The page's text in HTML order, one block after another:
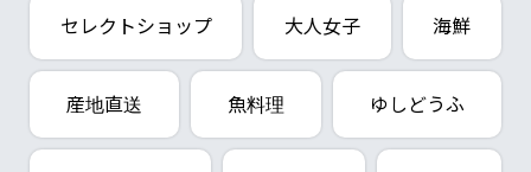
セレクトショップ 大人女子 海鮮
産地直送 魚料理 ゆしどうふ